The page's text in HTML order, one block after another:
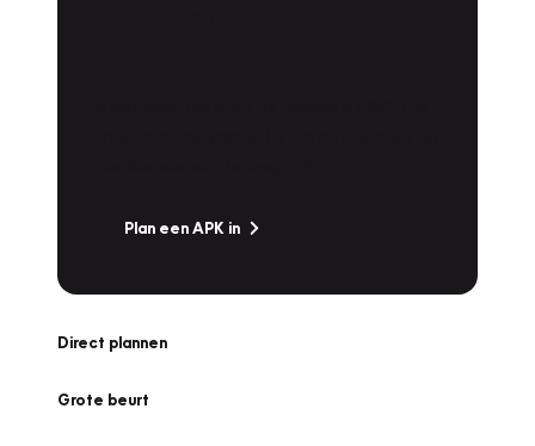
Plan een APK in
Direct plannen
Grote beurt